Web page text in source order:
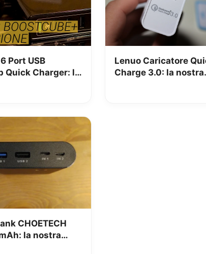
Port USB
Quick Charger: la
Lenuo Caricatore
Charge 3.0: la nostra
CHOETECH
la nostra